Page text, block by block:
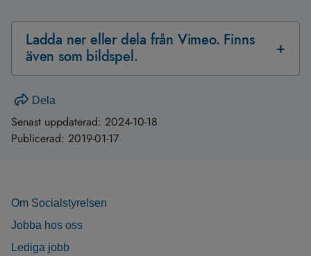
Ladda ner eller dela från Vimeo. Finns
även som bildspel.
Dela
Senast uppdaterad: 2024-10-18
Publicerad: 2019-01-17
Om Socialstyrelsen
Jobba hos oss
Lediga jobb